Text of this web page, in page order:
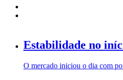
Estabilidade no
O mercado iniciou o dia com